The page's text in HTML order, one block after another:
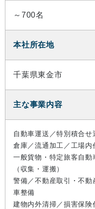
～700名
本社所在地
千葉県東金市
主な事業内容
自動車運送／特別積合
倉庫／流通加工／工場
一般貨物・特定旅客自
（収集・運搬）
警備／不動産取引・不
車整備
建物内外清掃／損害保険